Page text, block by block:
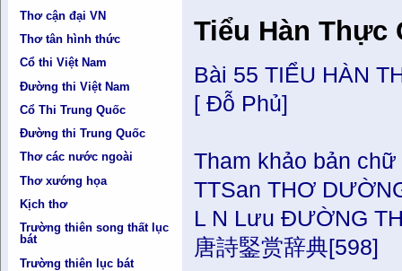
Thơ cận đại VN
Thơ tân hình thức
Cổ thi Việt Nam
Đường thi Việt Nam
Cổ Thi Trung Quốc
Đường thi Trung Quốc
Thơ các nước ngoài
Thơ xướng họa
Kịch thơ
Trường thiên song thất lục
bát
Trường thiên lục bát
Tiểu Hàn Thực
Bài 55 TIỂU HÀN
[ Đỗ Phủ]
Tham khảo bản chữ
TTSan THƠ
L N Lưu ĐƯỜNG
唐詩鋻赏辞典[598]